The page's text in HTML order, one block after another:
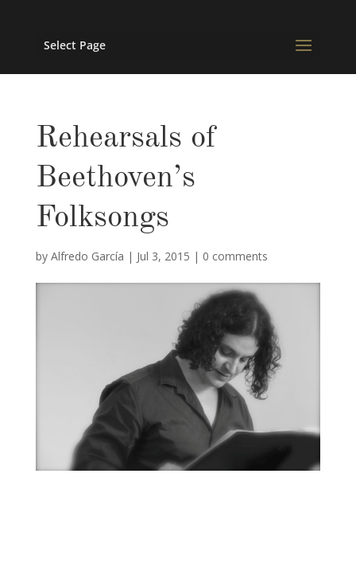
Select Page
Rehearsals of
Beethoven’s
Folksongs
by Alfredo García | Jul 3, 2015 | 0 comments